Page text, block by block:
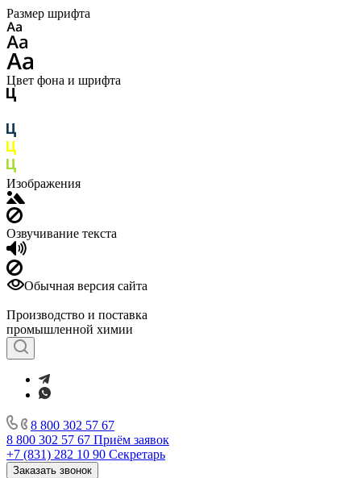
Размер шрифта
Цвет фона и шрифта
Изображения
Озвучивание текста
Обычная версия сайта
Производство и поставка
промышленной химии
8 800 302 57 67
8 800 302 57 67 Приём заявок
+7 (831) 282 10 90 Секретарь
Заказать звонок